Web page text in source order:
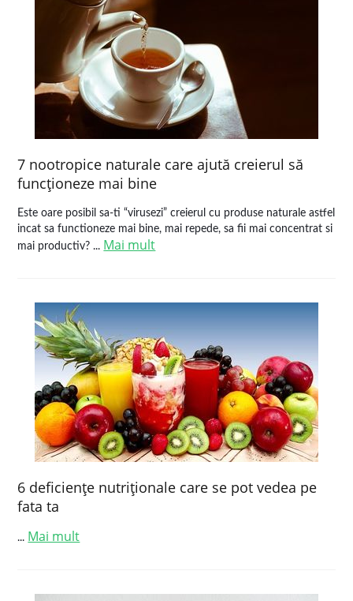
7 nootropice naturale care ajută creierul să
funcţioneze mai bine
Este oare posibil sa-ti “virusezi” creierul cu produse naturale astfel
incat sa functioneze mai bine, mai repede, sa fii mai concentrat si
mai productiv? ... Mai mult
6 deficienţe nutriţionale care se pot vedea pe
fata ta
... Mai mult